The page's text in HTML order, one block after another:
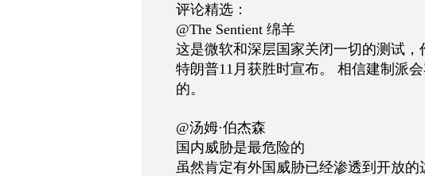
评论精选：
@The Sentient 绵羊
这是微软和深层国家关闭一切的测试
特朗普11月获胜时宣布。 相信建制派
的。
@汤姆·伯杰森
国内威胁是最危险的
虽然肯定有外国威胁已经渗透到开放